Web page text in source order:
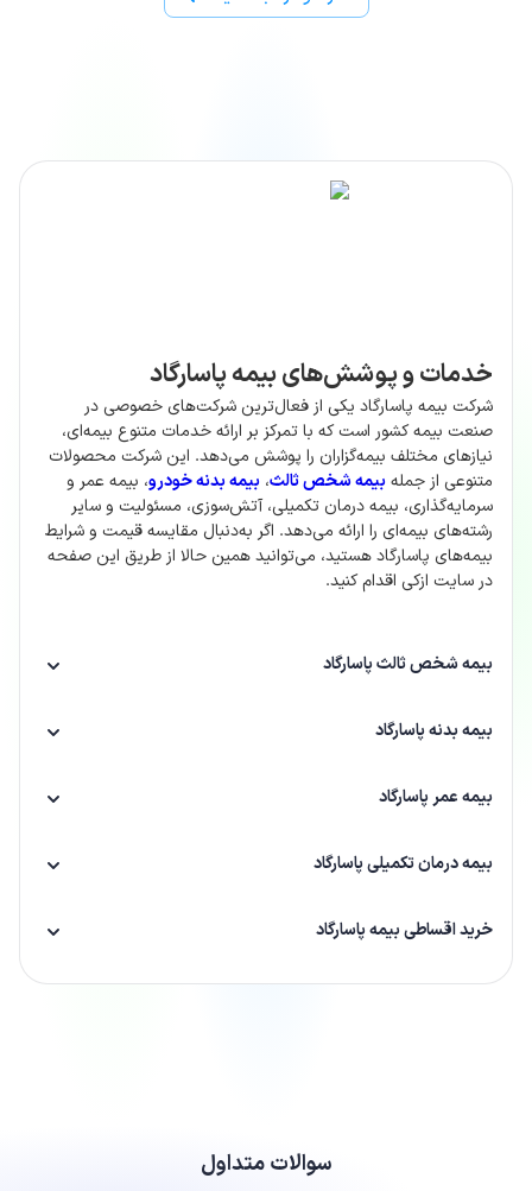
خدمات و پوشش‌های بیمه پاسارگاد
شرکت بیمه پاسارگاد یکی از فعال‌ترین شرکت‌های خصوصی در
صنعت بیمه کشور است که با تمرکز بر ارائه خدمات متنوع بیمه‌ای،
نیازهای مختلف بیمه‌گزاران را پوشش می‌دهد. این شرکت محصولات
متنوعی از جمله بیمه شخص ثالث، بیمه بدنه خودرو، بیمه عمر و
سرمایه‌گذاری، بیمه درمان تکمیلی، آتش‌سوزی، مسئولیت و سایر
رشته‌های بیمه‌ای را ارائه می‌دهد. اگر به‌دنبال مقایسه قیمت و شرایط
بیمه‌های پاسارگاد هستید، می‌توانید همین حالا از طریق این صفحه
در سایت ازکی اقدام کنید.
بیمه شخص ثالث پاسارگاد
بیمه بدنه پاسارگاد
بیمه عمر پاسارگاد
بیمه درمان تکمیلی پاسارگاد
خرید اقساطی بیمه پاسارگاد
سوالات متداول